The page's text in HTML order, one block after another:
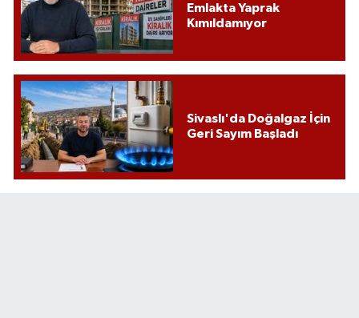
Emlakta Yaprak
Kımıldamıyor
Sivaslı'da Doğalgaz İçin
Geri Sayım Başladı